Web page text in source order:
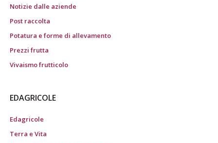
Notizie dalle aziende
Post raccolta
Potatura e forme di allevamento
Prezzi frutta
Vivaismo frutticolo
EDAGRICOLE
Edagricole
Terra e Vita